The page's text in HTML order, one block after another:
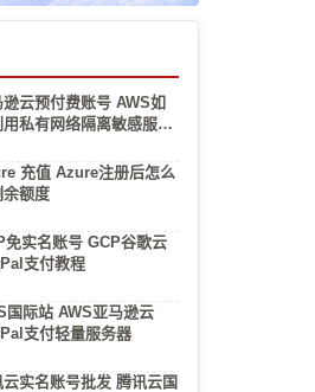
逊云预付费账号 AWS如
用私有网络隔离敏感服务
充值 Azure注册后怎么
余额度
免实名账号 GCP谷歌云
支付教程
国际站 AWS亚马逊云
支付轻量服务器
云实名账号批发 腾讯云国